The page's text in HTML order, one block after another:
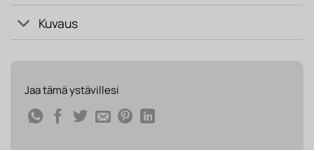
Kuvaus
Jaa tämä ystävillesi